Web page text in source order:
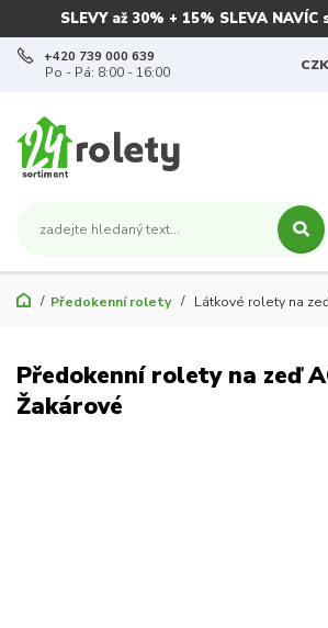
SLEVY až 30% + 15% SLEVA
CZK
+420 739 000 639
Po - Pá: 8:00 - 16:00
Předokenní rolety Látkové rolety na
Předokenní rolety na zeď
Žakárové